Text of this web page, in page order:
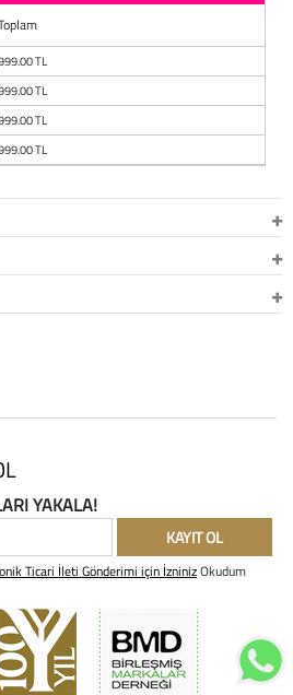
TL
TL
TL
TL
YAKALA!
KAYIT OL
Ticari İleti Gönderimi için İzninizOkudum